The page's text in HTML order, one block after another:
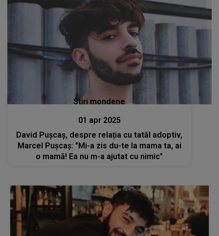
Stiri mondene
01 apr 2025
David Pușcaș, despre relația cu tatăl adoptiv,
Marcel Pușcaș: "Mi-a zis du-te la mama ta, ai
o mamă! Ea nu m-a ajutat cu nimic"